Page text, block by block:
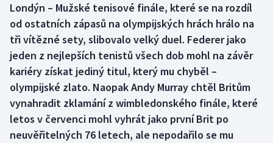
Box
Curling
Dostihy
Florbal
Futsal
Londýn – Mužské tenisové finále, které se na rozdíl
od ostatních zápasů na olympijských hrách hrálo na
tři vítězné sety, slibovalo velký duel. Federer jako
jeden z nejlepších tenistů všech dob mohl na závěr
kariéry získat jediný titul, který mu chyběl –
olympijské zlato. Naopak Andy Murray chtěl Britům
vynahradit zklamání z wimbledonského finále, které
letos v červenci mohl vyhrát jako první Brit po
neuvěřitelných 76 letech, ale nepodařilo se mu